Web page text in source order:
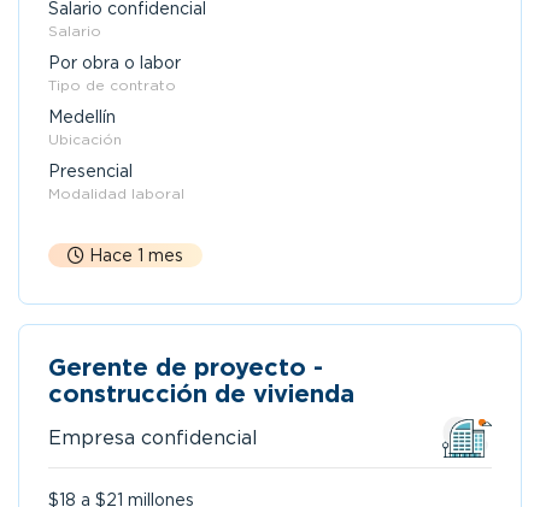
Salario confidencial
Salario
Por obra o labor
Tipo de contrato
Medellín
Ubicación
Presencial
Modalidad laboral
Hace 1 mes
Gerente de proyecto -
construcción de vivienda
Empresa confidencial
$18 a $21 millones